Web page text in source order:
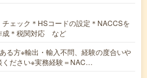
チェック＊HSコードの設定＊NACCSを
成＊税関対応 など
る方※輸出・輸入不問、経験の度合いや
ください※実務経験＝NAC…